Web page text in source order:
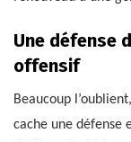
Une défense
offensif
Beaucoup
cache une défense